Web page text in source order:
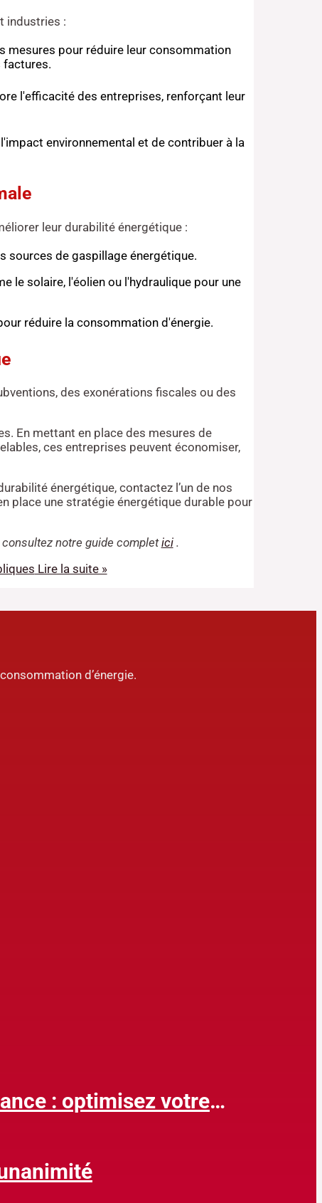
industries :
mesures pour réduire leur consommation
factures.
l'efficacité des entreprises, renforçant leur
environnemental et de contribuer à la
leur durabilité énergétique :
sources de gaspillage énergétique.
le solaire, l'éolien ou l'hydraulique pour une
réduire la consommation d'énergie.
des exonérations fiscales ou des
En mettant en place des mesures de
ces entreprises peuvent économiser,
énergétique, contactez l’un de nos
place une stratégie énergétique durable pour
notre guide completici.
Lire la suite »
d’énergie.
: optimisez votre